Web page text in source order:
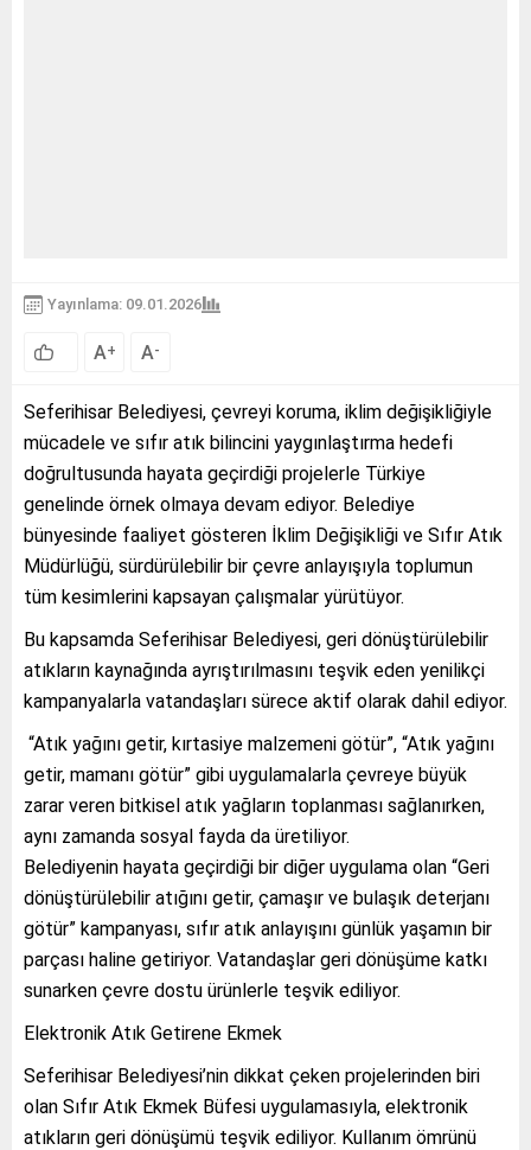
Yayınlama: 09.01.2026
A+ A-
Seferihisar Belediyesi, çevreyi koruma, iklim değişikliğiyle
mücadele ve sıfır atık bilincini yaygınlaştırma hedefi
doğrultusunda hayata geçirdiği projelerle Türkiye
genelinde örnek olmaya devam ediyor. Belediye
bünyesinde faaliyet gösteren İklim Değişikliği ve Sıfır Atık
Müdürlüğü, sürdürülebilir bir çevre anlayışıyla toplumun
tüm kesimlerini kapsayan çalışmalar yürütüyor.
Bu kapsamda Seferihisar Belediyesi, geri dönüştürülebilir
atıkların kaynağında ayrıştırılmasını teşvik eden yenilikçi
kampanyalarla vatandaşları sürece aktif olarak dahil ediyor.
“Atık yağını getir, kırtasiye malzemeni götür”, “Atık yağını
getir, mamanı götür” gibi uygulamalarla çevreye büyük
zarar veren bitkisel atık yağların toplanması sağlanırken,
aynı zamanda sosyal fayda da üretiliyor.
Belediyenin hayata geçirdiği bir diğer uygulama olan “Geri
dönüştürülebilir atığını getir, çamaşır ve bulaşık deterjanı
götür” kampanyası, sıfır atık anlayışını günlük yaşamın bir
parçası haline getiriyor. Vatandaşlar geri dönüşüme katkı
sunarken çevre dostu ürünlerle teşvik ediliyor.
Elektronik Atık Getirene Ekmek
Seferihisar Belediyesi’nin dikkat çeken projelerinden biri
olan Sıfır Atık Ekmek Büfesi uygulamasıyla, elektronik
atıkların geri dönüşümü teşvik ediliyor. Kullanım ömrünü